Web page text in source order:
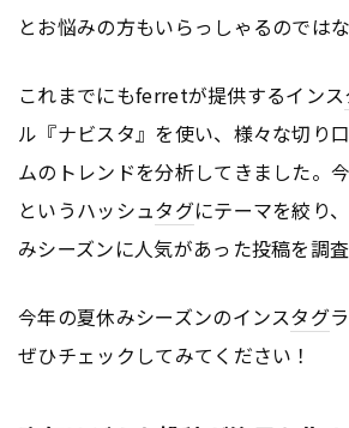
とお悩みの方もいらっしゃるのでは
これまでにもferretが提供するインス
ル『ナビスタ』を使い、様々な切り
ムのトレンドを分析してきました。
というハッシュタグにテーマを絞り
みシーズンに人気があった投稿を調
今年の夏休みシーズンのインスタグ
ぜひチェックしてみてください！